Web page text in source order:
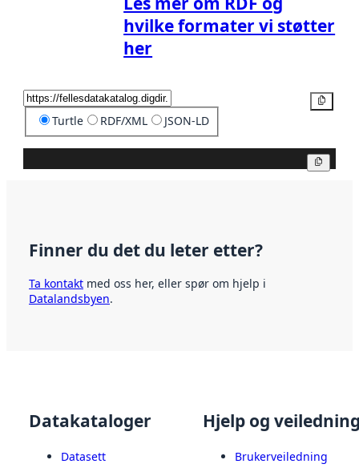
hvilke formater vi støtter
her
Turtle RDF/XML JSON-LD
Finner du det du leter etter?
Ta kontakt med oss her, eller spør om hjelp i
Datalandsbyen.
Datakataloger
Datasett
Hjelp og
Brukerveiledning